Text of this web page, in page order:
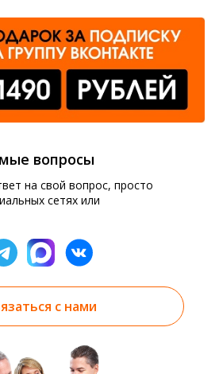
вопросы
на свой вопрос, просто
сетях или
с нами